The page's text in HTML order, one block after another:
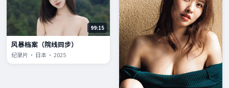
99:15
风暴档案（院线同步）
纪录片 · 日本 · 2025